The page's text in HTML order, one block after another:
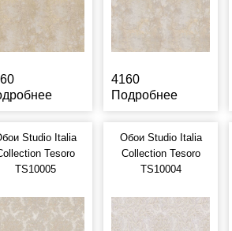
4160
Подробнее
Studio Italia
Tesoro
TS10005
Обои Studio Italia
Collection Tesoro
TS10004